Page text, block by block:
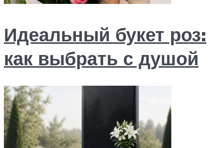
Идеальный букет роз:
как выбрать с душой